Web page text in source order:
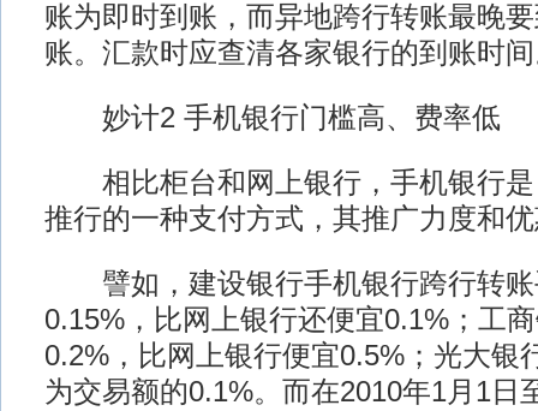
账为即时到账，而异地跨行转账最晚
账。汇款时应查清各家银行的到账时
妙计2 手机银行门槛高、费率低
相比柜台和网上银行，手机银行是
推行的一种支付方式，其推广力度和
譬如，建设银行手机银行跨行转账
0.15%，比网上银行还便宜0.1%；工
0.2%，比网上银行便宜0.5%；光大银
为交易额的0.1%。而在2010年1月1日